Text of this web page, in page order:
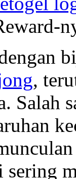
,
Salah
sering